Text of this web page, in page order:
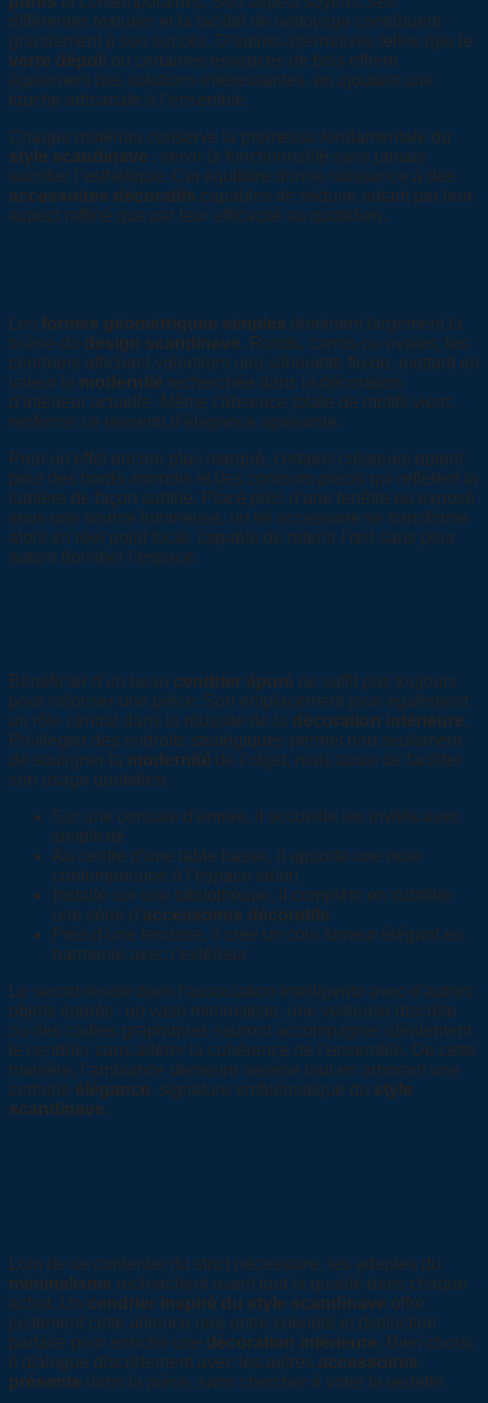
différentes textures et la facilité de nettoyage contribuent
grandement à son succès. D’autres alternatives telles que le
verre dépoli ou certaines essences de bois offrent
également des solutions intéressantes, en ajoutant une
touche artisanale à l’ensemble.
Chaque matériau conserve la promesse fondamentale du
style scandinave : servir la fonctionnalité sans jamais
sacrifier l’esthétique. Cet équilibre donne naissance à des
accessoires décoratifs capables de séduire autant par leur
aspect raffiné que par leur efficacité au quotidien.
Les formes géométriques simples dominent largement la
scène du design scandinave. Ronds, carrés ou ovales, les
cendriers affichent volontiers une silhouette fluide, mettant en
valeur la modernité recherchée dans la décoration
d’intérieur actuelle. Même l’absence totale de motifs vient
renforcer ce ressenti d’élégance apaisante.
Pour un effet encore plus marqué, certains créateurs optent
pour des bords arrondis et des contours précis qui reflètent la
lumière de façon subtile. Placé près d’une fenêtre ou exposé
sous une source lumineuse, un tel accessoire se transforme
alors en réel point focal, capable de retenir l’œil sans pour
autant dominer l’espace.
Bénéficier d’un beau cendrier épuré ne suffit pas toujours
pour valoriser une pièce. Son emplacement joue également
un rôle central dans la réussite de la décoration intérieure.
Privilégier des endroits stratégiques permet non seulement
de souligner la modernité de l’objet, mais aussi de faciliter
son usage quotidien.
Sur une console d’entrée, il accueille les invités avec
simplicité
Au centre d’une table basse, il apporte une note
contemporaine à l’espace salon
Installé sur une bibliothèque, il complète en subtilité
une série d’accessoires décoratifs
Près d’une terrasse, il crée un coin fumeur élégant en
harmonie avec l’extérieur
Le secret réside dans l’association intelligente avec d’autres
objets épurés : un vase minimaliste, une veilleuse discrète
ou des cadres graphiques sauront accompagner idéalement
le cendrier sans altérer la cohérence de l’ensemble. De cette
manière, l’ambiance demeure sereine tout en arborant une
certaine élégance, signature emblématique du style
scandinave.
Loin de se contenter du strict nécessaire, les adeptes du
minimalisme recherchent avant tout la qualité dans chaque
achat. Un cendrier inspiré du style scandinave offre
justement cette alliance rare entre sobriété et distinction
parfaite pour enrichir une décoration intérieure. Bien choisi,
il dialogue discrètement avec les autres accessoires
présents dans la pièce, sans chercher à voler la vedette.